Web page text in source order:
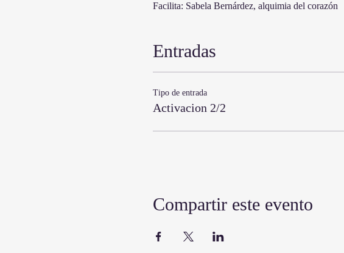
Facilita: Sabela Bernárdez, alquimia del corazón
Entradas
Tipo de entrada
Activacion 2/2
Compartir este evento